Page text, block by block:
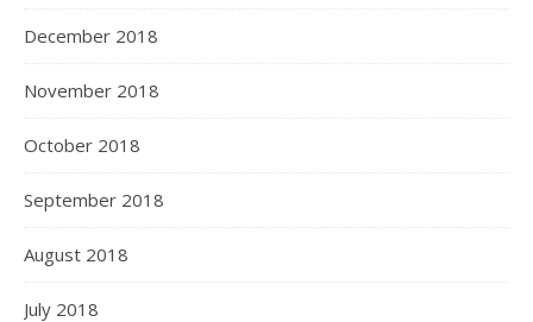
December 2018
November 2018
October 2018
September 2018
August 2018
July 2018